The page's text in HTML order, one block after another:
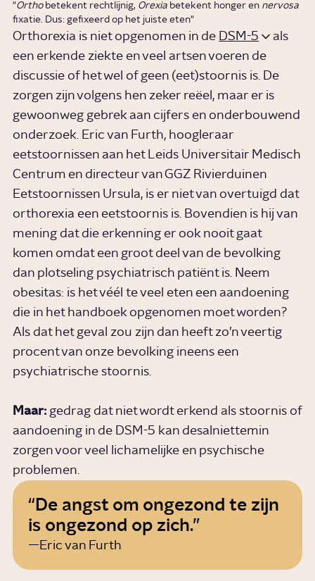
"Orthobetekent rechtlijnig, Orexia betekent honger en nervosa
fixatie. Dus: gefixeerd op het juiste eten"
Orthorexia is niet opgenomen in de DSM-5
als
een erkende ziekte en veel artsen voeren de
discussie of het wel of geen (eet)stoornis is. De
zorgen zijn volgens hen zeker reëel, maar er is
gewoonweg gebrek aan cijfers en onderbouwend
onderzoek. Eric van Furth, hoogleraar
eetstoornissen aan het Leids Universitair Medisch
Centrum en directeur van GGZ Rivierduinen
Eetstoornissen Ursula, is er niet van overtuigd dat
orthorexia een eetstoornis is. Bovendien is hij van
mening dat die erkenning er ook nooit gaat
komen omdat een groot deel van de bevolking
dan plotseling psychiatrisch patiënt is. Neem
obesitas: is het véél te veel eten een aandoening
die in het handboek opgenomen moet worden?
Als dat het geval zou zijn dan heeft zo’n veertig
procent van onze bevolking ineens een
psychiatrische stoornis.
Maar:gedrag dat niet wordt erkend als stoornis of
aandoening in de DSM-5 kan desalniettemin
zorgen voor veel lichamelijke en psychische
problemen.
De angst om ongezond te zijn
is ongezond op zich.
Eric van Furth